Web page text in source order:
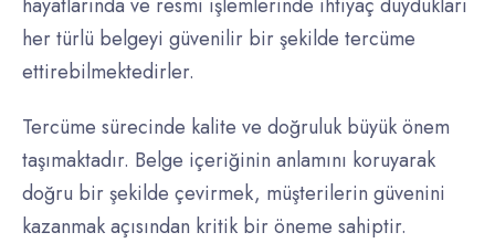
hayatlarında ve resmi işlemlerinde ihtiyaç duydukları
her türlü belgeyi güvenilir bir şekilde tercüme
ettirebilmektedirler.
Tercüme sürecinde kalite ve doğruluk büyük önem
taşımaktadır. Belge içeriğinin anlamını koruyarak
doğru bir şekilde çevirmek, müşterilerin güvenini
kazanmak açısından kritik bir öneme sahiptir.